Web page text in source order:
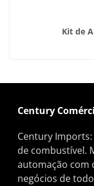
Kit de
Century
Century
de combustível.
automação com
negócios de